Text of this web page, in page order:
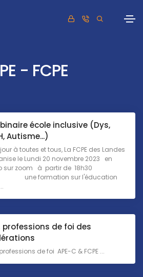
- FCPE
école inclusive (Dys,
Autisme...)
à toutes et tous, La FCPE des Landes
le Lundi 20 novembre 2023 en
sur zoom à partir de 18h30
formation sur l'éducation
professions de foi des
de foi APE-C & FCPE ...